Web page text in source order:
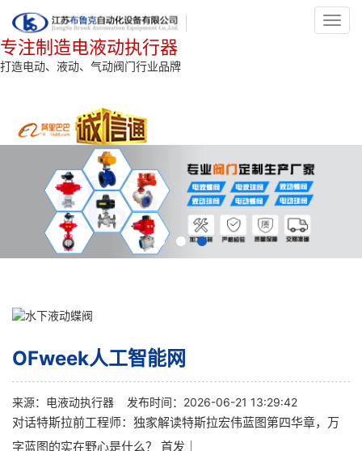
专注制造电液动执行器
打造电动、液动、气动阀门行业品牌
OFweek人工智能网
来源： 电液动执行器 发布时间：2026-06-21 13:29:42
对话特斯拉前工程师：独家解读特斯拉宏伟蓝图第四华章，万
字蓝图的实在野心是什么？ 首发｜